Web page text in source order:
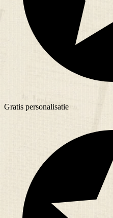
Gratis personalisatie